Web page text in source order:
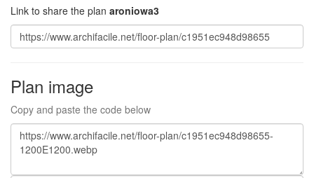
Link to share the plan aroniowa3
Plan image
Copy and paste the code below